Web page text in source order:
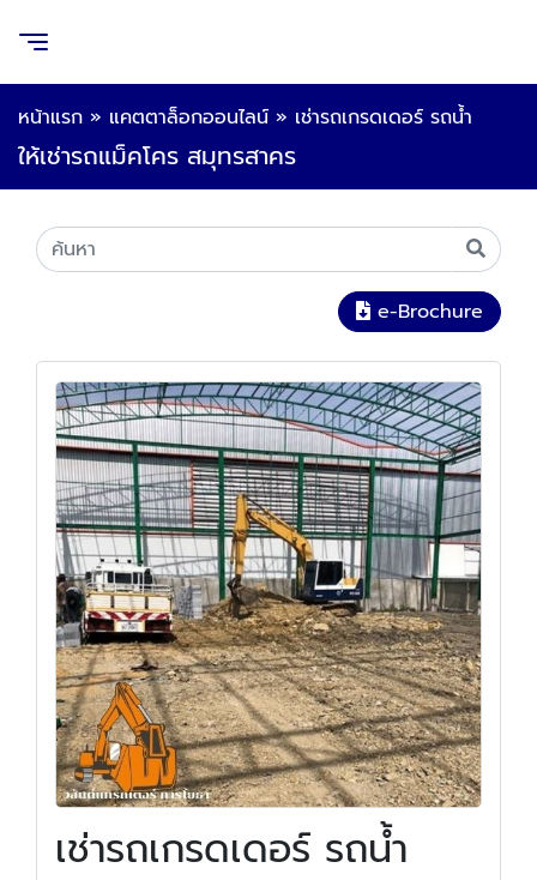
หน้าแรก » แคตตาล็อกออนไลน์ » เช่ารถเกรดเดอร์ รถน้ำ
ให้เช่ารถแม็คโคร สมุทรสาคร
e-Brochure
เช่ารถเกรดเดอร์ รถน้ำ